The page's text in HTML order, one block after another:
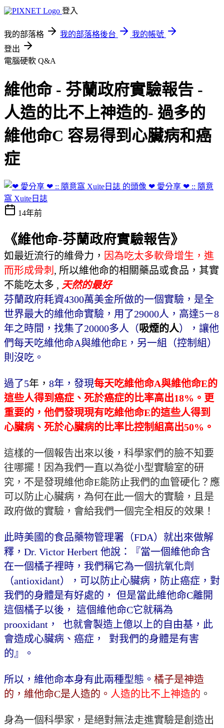
登入
我的部落格 我的部落格後台
我的帳號
登出
電腦硬軟 Q&A
維他命 - 芬蘭政府實驗報告 -
人造的比不上神造的- 過多的
維他命C 容易得到心臟病和癌
症
❤ 愛分享 ❤ :: 隨意
窩 Xuite日誌
14年前
《維他命-芬蘭政府實驗報告》
如最近流行的維骨力， 因為吃太多軟骨增生，進
而形成骨刺 , 所以維他命的相關藥品或食品，其實
不能吃太多 , 天然的最好
芬蘭政府耗資4300萬美金所做的一個實驗，是全
世界最大的維他命實驗，用了29000人，高達5－8
年之時間，找集了20000多人（吸煙的人），讓他
們每天吃維他命A與維他命E ，另一組（控制組）
則沒吃。
過了5年， 8年，發現每天吃維他命A與維他命E的
這些人得到癌症、死於癌症的比率高出18% 。更
重要的，他們發現現有吃維他命E的這些人得到
心臟病、死於心臟病的比率比控制組高出50% 。
這樣的一個報告出來以後，科學家們的臉不知要
往哪擺！因為我們一直以為從小型實驗室的研
究，不是發現維他命E能防止我們的血管硬化？應
可以防止心臟病，為何在此一個大的實驗，且是
政府做的實驗，會給我們一個完全相反的效果！
此時美國的食品藥物管理署（FDA）就出來做解
釋， Dr. Victor Herbert 他說：『當一個維他命含
在一個橘子裡時，我們稱它為一個抗氧化劑
（antioxidant），可以防止心臟病，防止癌症，對
我們的身體是有好處的， 但是當此維他命C離開
這個橘子以後， 這個維他命C它就稱為
prooxidant ，
也就會製造上億以上的自由基，此
會造成心臟病、癌症，
對我們的身體是有害
的』。
所以，維他命本身有此兩種型態。 橘子是神造
的，維他命C是人造的。 人造的比不上神造的 。
身為一個科學家，是絕對無法走進實驗是創造出